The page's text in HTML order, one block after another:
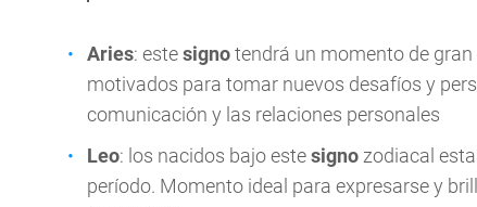
Aries: estesignotendrá un momento de
motivados para tomar nuevos desafíos y
comunicación y las relaciones personales
Leo: los nacidos bajo estesigno zodiacal
período. Momento ideal para expresarse y